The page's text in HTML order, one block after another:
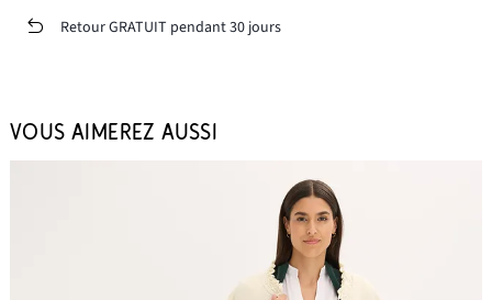
Retour GRATUIT pendant 30 jours
VOUS AIMEREZ AUSSI